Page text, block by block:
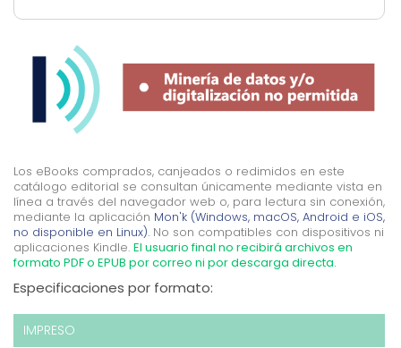
Los eBooks comprados, canjeados o redimidos en este
catálogo editorial se consultan únicamente mediante vista en
línea a través del navegador web o, para lectura sin conexión,
mediante la aplicación Mon'k (Windows, macOS, Android e iOS,
no disponible en Linux). No son compatibles con dispositivos ni
aplicaciones Kindle. El usuario final no recibirá archivos en
formato PDF o EPUB por correo ni por descarga directa.
Especificaciones por formato:
IMPRESO